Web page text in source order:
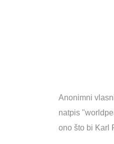
Anonimni
natpis
ono što bi Karl